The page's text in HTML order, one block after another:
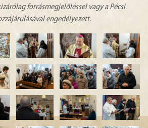
forrásmegjelöléssel vagy a Pécsi
engedélyezett.